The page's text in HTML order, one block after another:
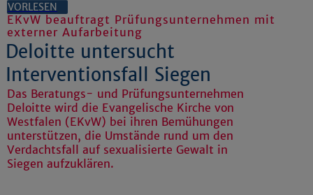
VORLESEN
EKvW beauftragt Prüfungsunternehmen mit
externer Aufarbeitung
Deloitte untersucht
Interventionsfall Siegen
Das Beratungs- und Prüfungsunternehmen
Deloitte wird die Evangelische Kirche von
Westfalen (EKvW) bei ihren Bemühungen
unterstützen, die Umstände rund um den
Verdachtsfall auf sexualisierte Gewalt in
Siegen aufzuklären.